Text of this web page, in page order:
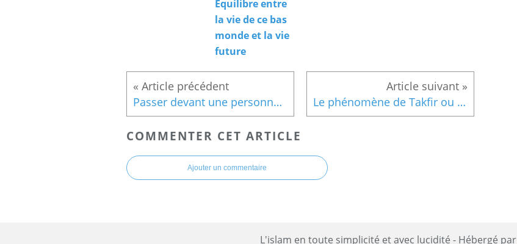
Equilibre entre
la vie de ce bas
monde et la vie
future
Passer devant une personne en état prière. Le phénomène de Takfir ou excommunication
COMMENTER CET ARTICLE
Ajouter un commentaire
L'islam en toute simplicité et avec lucidité - Hébergé par